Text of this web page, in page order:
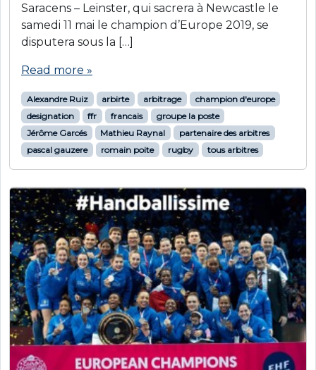
Saracens – Leinster, qui sacrera à Newcastle le
samedi 11 mai le champion d’Europe 2019, se
disputera sous la […]
Read more »
Alexandre Ruiz arbirte arbitrage
champion d'europe
designation
ffr francais
groupe la poste
Jérôme Garcés
Mathieu Raynal
partenaire des arbitres
pascal gauzere
romain poite rugby tous arbitres